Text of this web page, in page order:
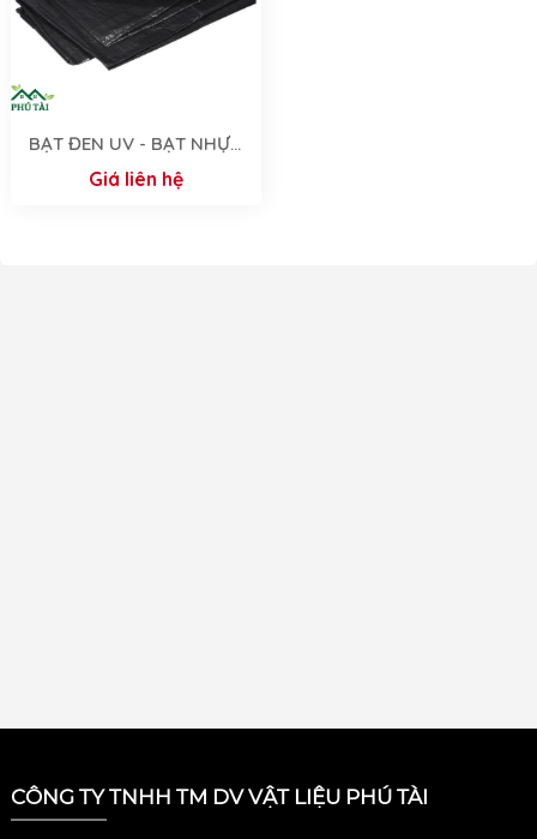
BẠT ĐEN UV - BẠT NHỰA
HAI MẶT MÀU ĐEN
Giá liên hệ
CÔNG TY TNHH TM DV VẬT LIỆU PHÚ TÀI